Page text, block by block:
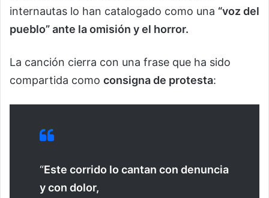
internautas lo han catalogado como una “voz del
pueblo” ante la omisión y el horror.
La canción cierra con una frase que ha sido
compartida como consigna de protesta:
“Este corrido lo cantan con denuncia
y con dolor,